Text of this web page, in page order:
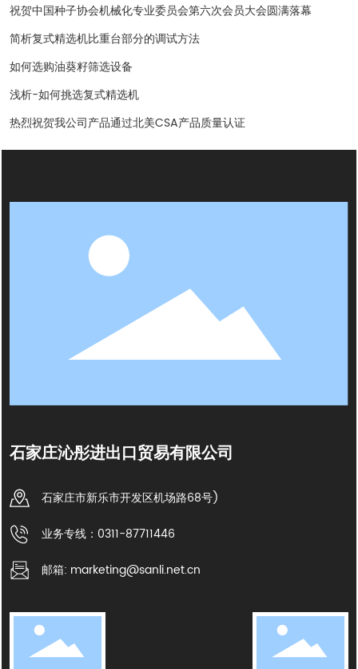
祝贺中国种子协会机械化专业委员会第六次会员大会圆满落幕
简析复式精选机比重台部分的调试方法
如何选购油葵籽筛选设备
浅析-如何挑选复式精选机
热烈祝贺我公司产品通过北美CSA产品质量认证
石家庄沁彤进出口贸易有限公司
石家庄市新乐市开发区机场路68号)
业务专线：0311-87711446
邮箱: marketing@sanli.net.cn